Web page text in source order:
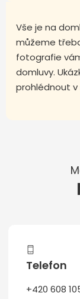
Vše je na
můžeme
fotografie
domluvy.
prohlédnout v
Telefon
+420 608